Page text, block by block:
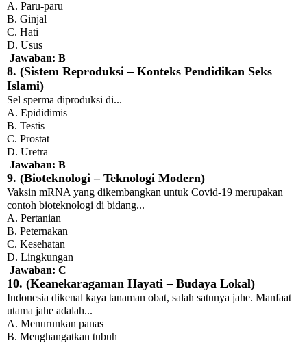
A. Paru-paru
B. Ginjal
C. Hati
D. Usus
Jawaban: B
8. (Sistem Reproduksi – Konteks Pendidikan Seks
Islami)
Sel sperma diproduksi di...
A. Epididimis
B. Testis
C. Prostat
D. Uretra
Jawaban: B
9. (Bioteknologi – Teknologi Modern)
Vaksin mRNA yang dikembangkan untuk Covid-19 merupakan
contoh bioteknologi di bidang...
A. Pertanian
B. Peternakan
C. Kesehatan
D. Lingkungan
Jawaban: C
10. (Keanekaragaman Hayati – Budaya Lokal)
Indonesia dikenal kaya tanaman obat, salah satunya jahe. Manfaat
utama jahe adalah...
A. Menurunkan panas
B. Menghangatkan tubuh